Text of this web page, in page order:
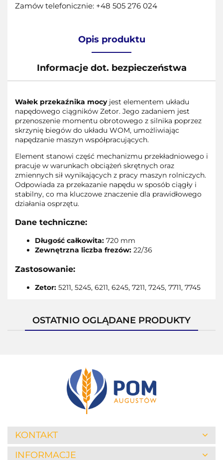
Zamów telefonicznie: +48 505 276 024
Opis produktu
Informacje dot. bezpieczeństwa
Wałek przekaźnika mocyjest elementem układu
napędowego ciągników Zetor. Jego zadaniem jest
przenoszenie momentu obrotowego z silnika poprzez
skrzynię biegów do układu WOM, umożliwiając
napędzanie maszyn współpracujących.
Element stanowi część mechanizmu przekładniowego i
pracuje w warunkach obciążeń skrętnych oraz
zmiennych sił wynikających z pracy maszyn rolniczych.
Odpowiada za przekazanie napędu w sposób ciągły i
stabilny, co ma kluczowe znaczenie dla prawidłowego
działania osprzętu.
Dane techniczne:
Długość całkowita: 720 mm
Zewnętrzna liczba frezów: 22/36
Zastosowanie:
Zetor: 5211, 5245, 6211, 6245, 7211, 7245, 7711, 7745
OSTATNIO OGLĄDANE PRODUKTY
KONTAKT
INFORMACJE